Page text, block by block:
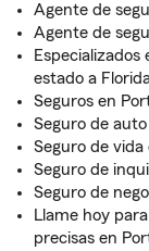
Agente de
Agente de
estado a
Seguros en
Seguro de
Seguro de
Seguro de
Seguro de
Llame hoy
precisas en